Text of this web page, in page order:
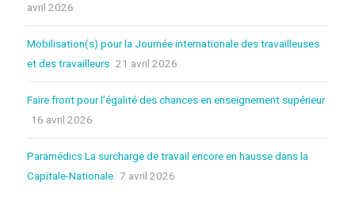
avril 2026
Mobilisation(s) pour la Journée internationale des travailleuses
et des travailleurs 21 avril 2026
Faire front pour l’égalité des chances en enseignement supérieur
16 avril 2026
Paramédics La surcharge de travail encore en hausse dans la
Capitale-Nationale 7 avril 2026